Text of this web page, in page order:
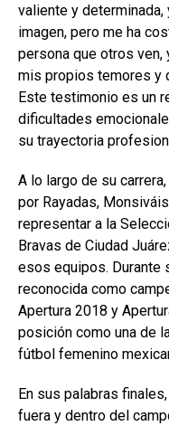
valiente y
imagen, pero me ha
persona que otros ven,
mis propios temores y
Este testimonio es un
dificultades
su trayectoria
A lo largo de su
por Rayadas,
representar a la
Bravas de Ciudad
esos equipos. Durante
reconocida como
Apertura 2018 y
posición como una de
fútbol femenino
En sus palabras
fuera y dentro del